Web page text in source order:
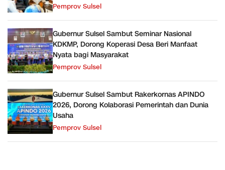
Pemprov Sulsel
Gubernur Sulsel Sambut Seminar Nasional
KDKMP, Dorong Koperasi Desa Beri Manfaat
Nyata bagi Masyarakat
Pemprov Sulsel
Gubernur Sulsel Sambut Rakerkornas APINDO
2026, Dorong Kolaborasi Pemerintah dan Dunia
Usaha
Pemprov Sulsel